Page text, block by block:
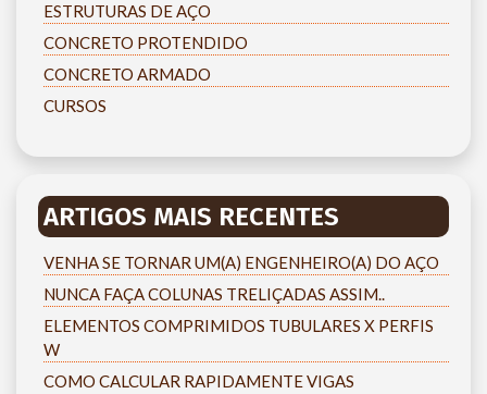
ESTRUTURAS DE AÇO
CONCRETO PROTENDIDO
CONCRETO ARMADO
CURSOS
ARTIGOS MAIS RECENTES
VENHA SE TORNAR UM(A) ENGENHEIRO(A) DO AÇO
NUNCA FAÇA COLUNAS TRELIÇADAS ASSIM..
ELEMENTOS COMPRIMIDOS TUBULARES X PERFIS
W
COMO CALCULAR RAPIDAMENTE VIGAS